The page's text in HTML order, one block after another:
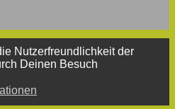
Nutzerfreundlichkeit der
Deinen Besuch